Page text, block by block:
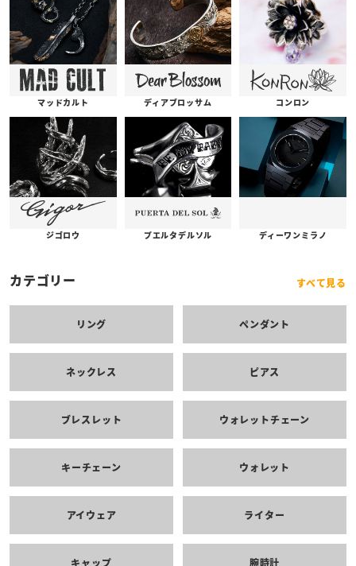
マッドカルト ディアブロッサム コンロン
ジゴロウ プエルタデルソル ディーワンミラノ
カテゴリー すべて見る
リング ペンダント
ネックレス ピアス
ブレスレット ウォレットチェーン
キーチェーン ウォレット
アイウェア ライター
キャップ 腕時計